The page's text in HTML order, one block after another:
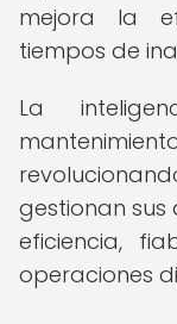
mejora la
tiempos de
La
gestionan
eficiencia,
operaciones